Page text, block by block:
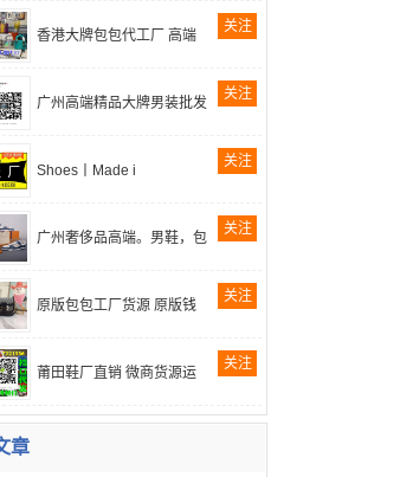
香港大牌包包代工厂 高端
关注
广州高端精品大牌男装批发
关注
Shoes丨Made i
关注
广州奢侈品高端。男鞋，包
关注
原版包包工厂货源 原版钱
关注
莆田鞋厂直销 微商货源运
关注
章